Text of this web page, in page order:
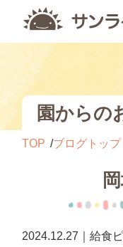
園からの
TOP ブログトップ
2024.12.27｜給食